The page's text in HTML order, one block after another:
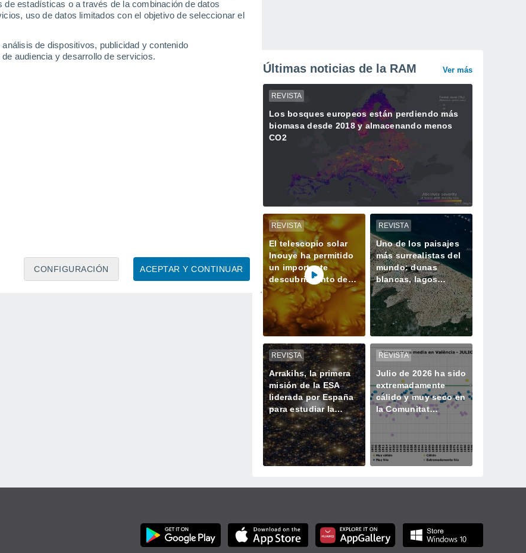
estadísticas o a través de la combinación de datos
uso de datos limitados con el objetivo de seleccionar el
de dispositivos, publicidad y contenido
audiencia y desarrollo de servicios.
ACEPTAR Y CONTINUAR
CONFIGURACIÓN
sistemáticas, la fuerza global del campo magnético
tasa de aproximadamente cinco por ciento por siglo.
Últimas noticias de la RAM Ver más
REVISTA
Los bosques europeos están perdiendo más
biomasa desde 2018 y almacenando menos
CO2
REVISTA
El telescopio solar
Inouye ha permitido
un importante
descubrimiento de
un proceso solar
oculto hasta ahora
REVISTA
Uno de los paisajes
más surrealistas del
mundo: dunas
blancas, lagos
azules oscuros y
verde vegetación
REVISTA
Arrakihs, la primera
misión de la ESA
liderada por España
para estudiar la
historia oculta de las
galaxias
REVISTA
Julio de 2026 ha sido
extremadamente
cálido y muy seco en
la Comunitat
Valenciana